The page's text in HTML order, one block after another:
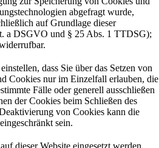
abgefragt wurde,
auf Grundlage dieser
a DSGVO und § 25 Abs. 1 TTDSG);
dass Sie über das Setzen von
Cookies nur im Einzelfall erlauben, die
Fälle oder generell ausschließen
der Cookies beim Schließen des
von Cookies kann die
sein.
dieser Website eingesetzt werden,